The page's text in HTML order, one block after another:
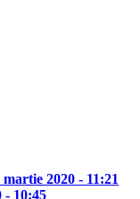
martie 2020 - 11:21
- 10:45